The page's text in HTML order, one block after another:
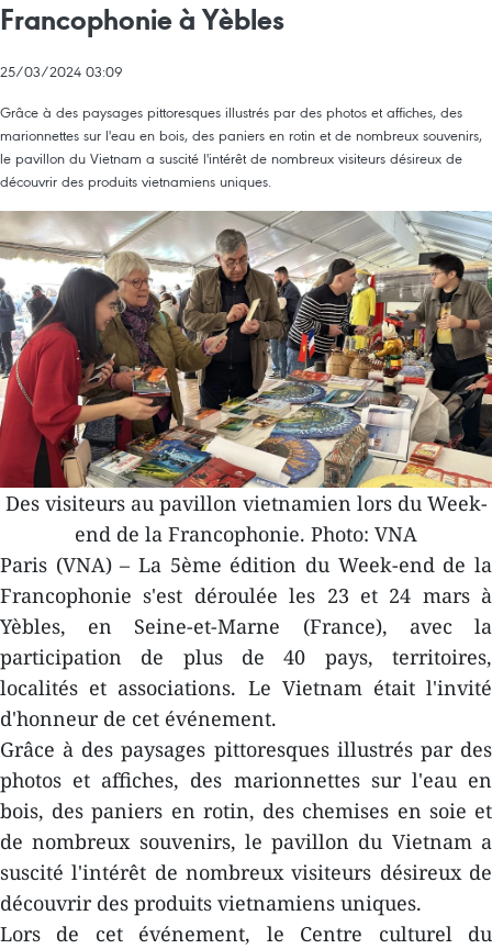
Francophonie à Yèbles
25/03/2024 03:09
Grâce à des paysages pittoresques illustrés par des photos et affiches, des
marionnettes sur l'eau en bois, des paniers en rotin et de nombreux souvenirs,
le pavillon du Vietnam a suscité l'intérêt de nombreux visiteurs désireux de
découvrir des produits vietnamiens uniques.
Des visiteurs au pavillon vietnamien lors du Week-
end de la Francophonie. Photo: VNA
Paris (VNA) – La 5ème édition du Week-end de la
Francophonie s'est déroulée les 23 et 24 mars à
Yèbles, en Seine-et-Marne (France), avec la
participation de plus de 40 pays, territoires,
localités et associations. Le Vietnam était l'invité
d'honneur de cet événement.
Grâce à des paysages pittoresques illustrés par des
photos et affiches, des marionnettes sur l'eau en
bois, des paniers en rotin, des chemises en soie et
de nombreux souvenirs, le pavillon du Vietnam a
suscité l'intérêt de nombreux visiteurs désireux de
découvrir des produits vietnamiens uniques.
Lors de cet événement, le Centre culturel du